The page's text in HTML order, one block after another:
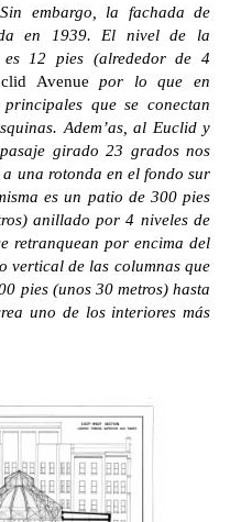
embargo, la fachada de
en 1939. El nivel de la
es 12 pies (alrededor de 4
Avenue por lo que en
que se conectan
Adem’as, al Euclid y
girado 23 grados nos
una rotonda en el fondo sur
es un patio de 300 pies
anillado por 4 niveles de
retranquean por encima del
vertical de las columnas que
pies (unos 30 metros) hasta
uno de los interiores más